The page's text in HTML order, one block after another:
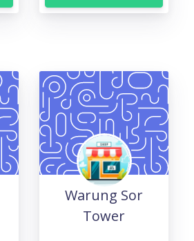
Warung Sor
Tower